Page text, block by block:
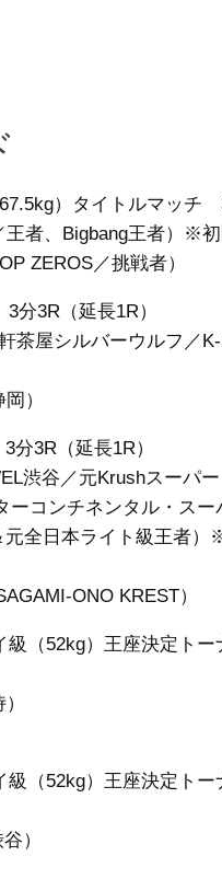
）タイトルマッチ
王者、Bigbang王者）※
ZEROS／挑戦者）
分3R（延長1R）
茶屋シルバーウルフ／
）
3R（延長1R）
渋谷／元Krushスーパ
ーコンチネンタル・ス
元全日本ライト級王者
ONO KREST）
級（52kg）王座決定ト
級（52kg）王座決定ト
）